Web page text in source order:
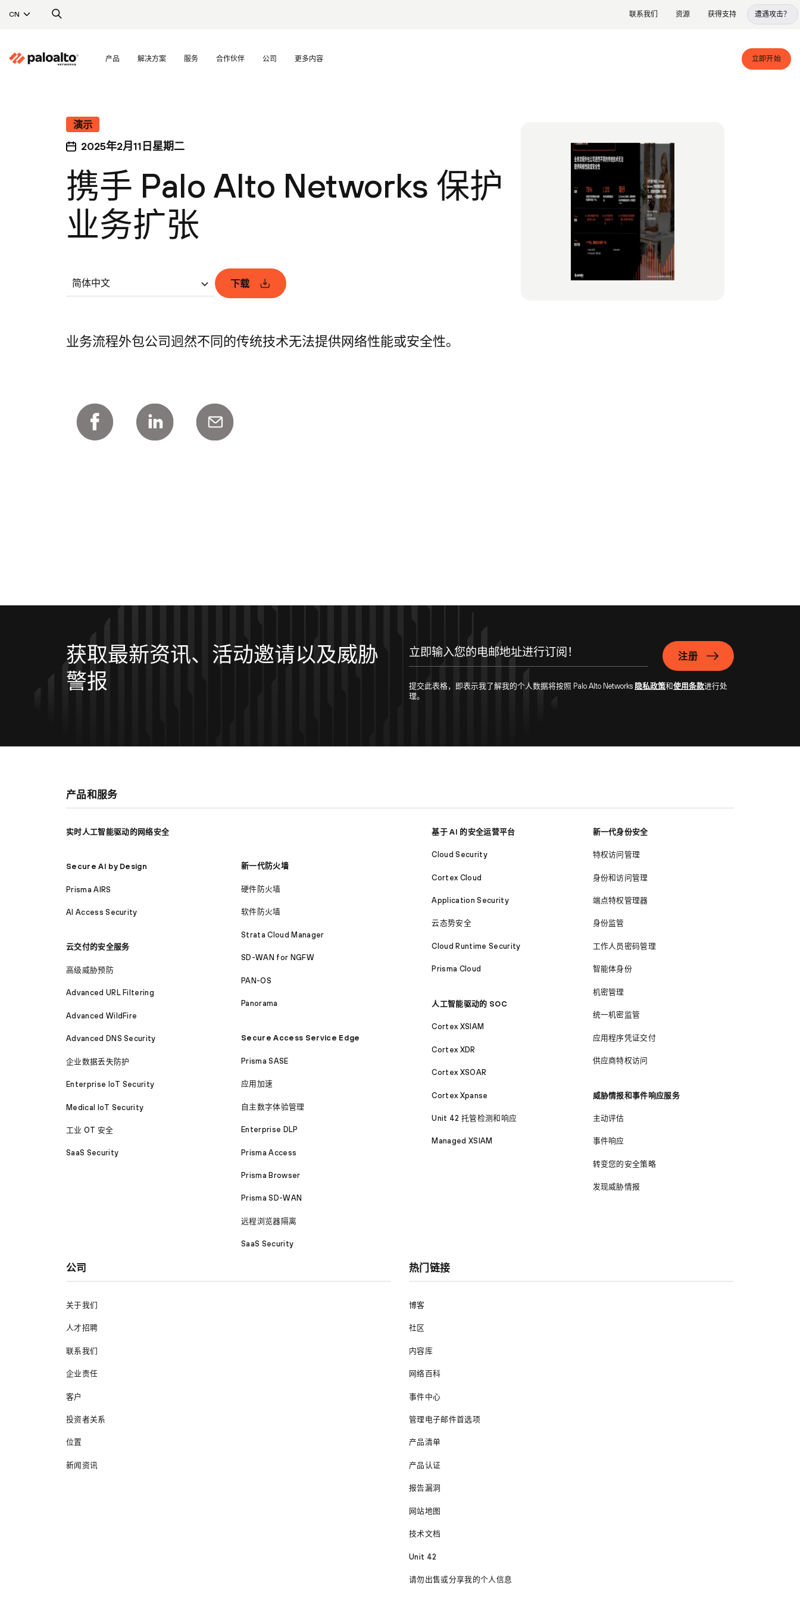
CN 联系我们 资源 获得支持 遭遇攻击？
产品 解决方案 服务 合作伙伴 公司 更多内容 立即开始
演示
2025年2月11日星期二
携手 Palo Alto Networks 保护
业务扩张
简体中文 下载
业务流程外包公司迥然不同的传统技术无法提供网络性能或安全性。
获取最新资讯、活动邀请以及威胁
警报
注册
提交此表格，即表示我了解我的个人数据将按照 Palo Alto Networks 隐私政策和使用条款进行处
理。
产品和服务
实时人工智能驱动的网络安全
Secure AI by Design
Prisma AIRS
AI Access Security
云交付的安全服务
高级威胁预防
Advanced URL Filtering
Advanced WildFire
Advanced DNS Security
企业数据丢失防护
Enterprise IoT Security
Medical IoT Security
工业 OT 安全
SaaS Security
新一代防火墙
硬件防火墙
软件防火墙
Strata Cloud Manager
SD-WAN for NGFW
PAN-OS
Panorama
Secure Access Service Edge
Prisma SASE
应用加速
自主数字体验管理
Enterprise DLP
Prisma Access
Prisma Browser
Prisma SD-WAN
远程浏览器隔离
SaaS Security
基于 AI 的安全运营平台
Cloud Security
Cortex Cloud
Application Security
云态势安全
Cloud Runtime Security
Prisma Cloud
人工智能驱动的 SOC
Cortex XSIAM
Cortex XDR
Cortex XSOAR
Cortex Xpanse
Unit 42 托管检测和响应
Managed XSIAM
新一代身份安全
特权访问管理
身份和访问管理
端点特权管理器
身份监管
工作人员密码管理
智能体身份
机密管理
统一机密监管
应用程序凭证交付
供应商特权访问
威胁情报和事件响应服务
主动评估
事件响应
转变您的安全策略
发现威胁情报
公司
关于我们
人才招聘
联系我们
企业责任
客户
投资者关系
位置
新闻资讯
热门链接
博客
社区
内容库
网络百科
事件中心
管理电子邮件首选项
产品清单
产品认证
报告漏洞
网站地图
技术文档
Unit 42
请勿出售或分享我的个人信息